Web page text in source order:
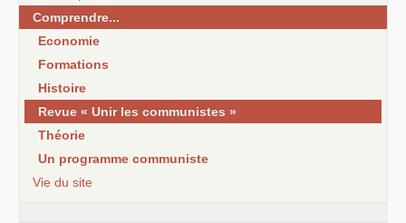
Comprendre...
Economie
Formations
Histoire
Revue « Unir les communistes »
Théorie
Un programme communiste
Vie du site